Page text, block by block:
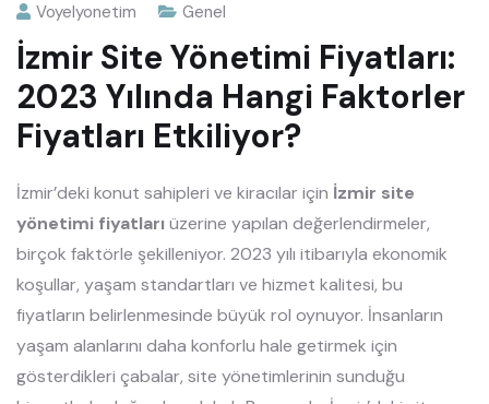
Voyelyonetim Genel
İzmir Site Yönetimi Fiyatları:
2023 Yılında Hangi Faktorler
Fiyatları Etkiliyor?
İzmir’deki konut sahipleri ve kiracılar için İzmir site
yönetimi fiyatlarıüzerine yapılan değerlendirmeler,
birçok faktörle şekilleniyor. 2023 yılı itibarıyla ekonomik
koşullar, yaşam standartları ve hizmet kalitesi, bu
fiyatların belirlenmesinde büyük rol oynuyor. İnsanların
yaşam alanlarını daha konforlu hale getirmek için
gösterdikleri çabalar, site yönetimlerinin sunduğu